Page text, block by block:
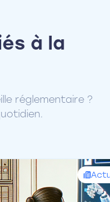
à la
réglementaire ?